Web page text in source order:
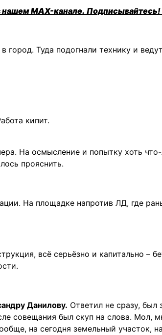
нашем MAX-канале. Подписывайтесь!
город. Туда подогнали технику и
кипит.
На осмысление и попытку хоть
прояснить.
На площадке напротив ЛД, где
всё серьёзно и капитально –
Данилову. Ответил не сразу, был
совещания был скуп на слова. Мол,
на сегодня земельный участок,